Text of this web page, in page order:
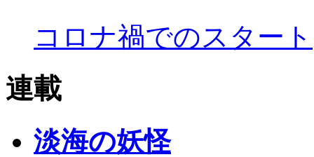
コロナ禍でのスタート
連載
淡海の妖怪